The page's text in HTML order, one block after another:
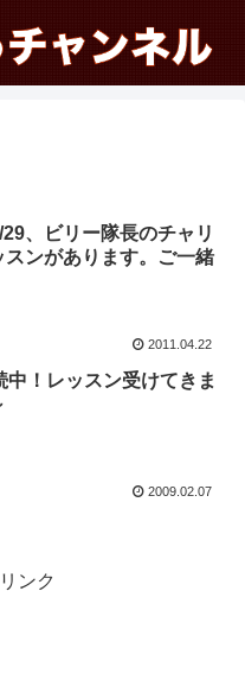
、ビリー隊長のチャリ
スンがあります。ご一緒
2011.04.22
中！レッスン受けてきま
2009.02.07
ンク